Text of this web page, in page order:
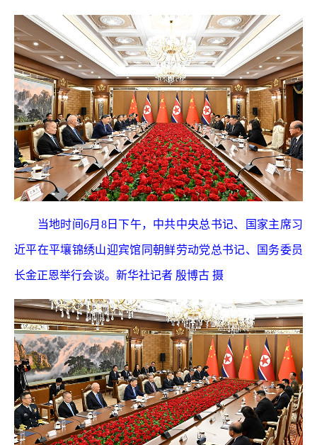
当地时间6月8日下午，中共中央总书记、国家主席习
近平在平壤锦绣山迎宾馆同朝鲜劳动党总书记、国务委员
长金正恩举行会谈。新华社记者 殷博古 摄